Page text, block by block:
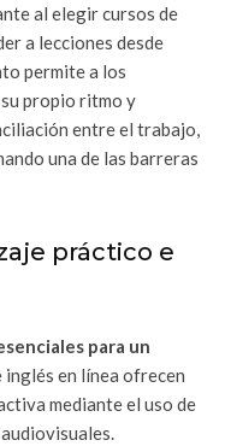
al elegir cursos de
a lecciones desde
permite a los
propio ritmo y
entre el trabajo,
una de las barreras
práctico e
para un
inglés en línea ofrecen
mediante el uso de